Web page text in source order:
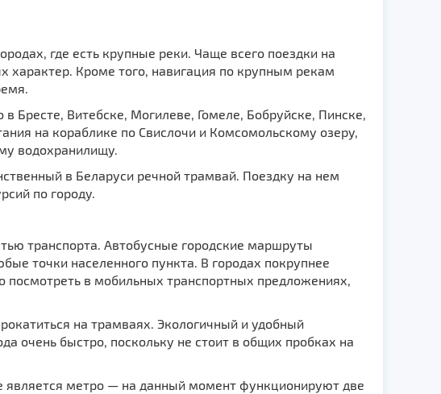
где есть крупные реки. Чаще всего поездки на
характер. Кроме того, навигация по крупным рекам
Бресте, Витебске, Могилеве, Гомеле, Бобруйске, Пинске,
на кораблике по Свислочи и Комсомольскому озеру,
водохранилищу.
в Беларуси речной трамвай. Поездку на нем
по городу.
транспорта. Автобусные городские маршруты
точки населенного пункта. В городах покрупнее
в мобильных транспортных предложениях,
на трамваях. Экологичный и удобный
очень быстро, поскольку не стоит в общих пробках на
метро — на данный момент функционируют две